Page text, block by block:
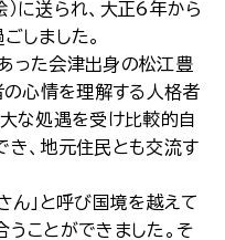
に送られ、大正6年から
しました。
った会津出身の松江豊
の心情を理解する人格者
な処遇を受け比較的自
き、地元住民とも交流す
ん」と呼び国境を越えて
ことができました。そ